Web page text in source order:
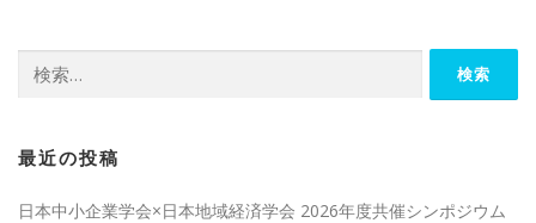
索:
最近の投稿
日本中小企業学会×日本地域経済学会 2026年度共催シンポジウム